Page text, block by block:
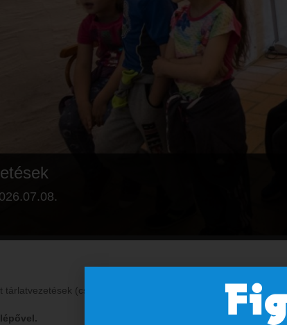
tárlatvezetések (csak egyéni látogatók számára, csoportoknak